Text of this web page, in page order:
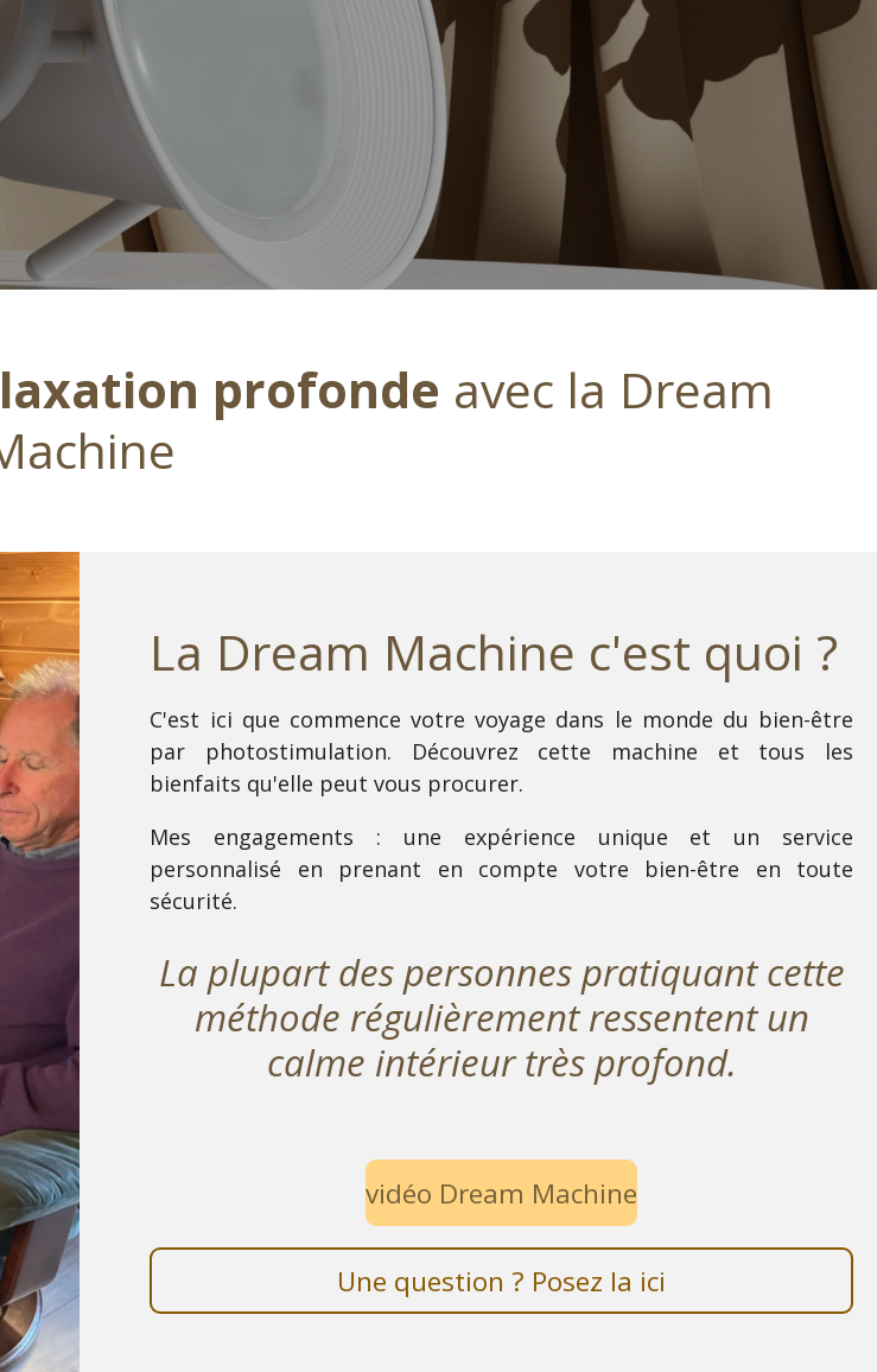
profonde avec la Dream
La Dream Machine c'est quoi ?
C'est ici que commence votre voyage dans le monde du bien-être
par photostimulation. Découvrez cette machine et tous les
bienfaits qu'elle peut vous procurer.
Mes engagements : une expérience unique et un service
personnalisé en prenant en compte votre bien-être en toute
sécurité.
La plupart des personnes pratiquant cette
méthode régulièrement ressentent un
calme intérieur très profond.
vidéo Dream Machine
Une question ? Posez la ici